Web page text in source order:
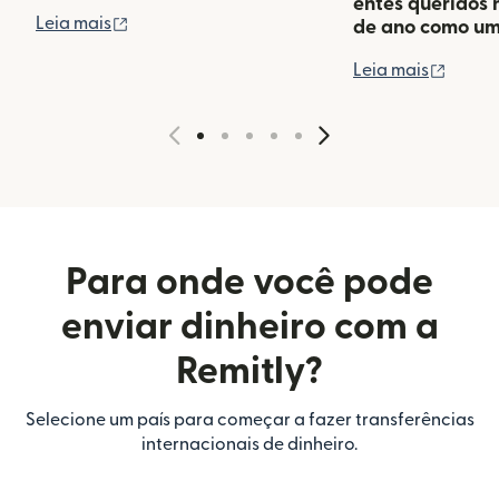
Leia mais
de ano como
Leia mais
Para onde você pode
enviar dinheiro com a
Remitly?
Selecione um país para começar a fazer transferências
internacionais de dinheiro.